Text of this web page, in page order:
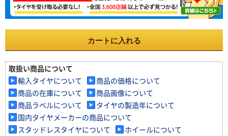
カートに入れる
取扱い商品について
輸入タイヤについて
商品の価格について
商品の在庫について
商品画像について
商品ラベルについて
タイヤの製造年について
国内タイヤメーカーの商品について
スタッドレスタイヤについて
ホイールについて